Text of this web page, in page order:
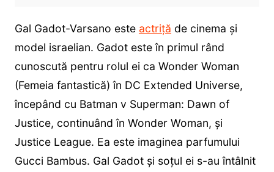
Gal Gadot-Varsano este actriță de cinema și
model israelian. Gadot este în primul rând
cunoscută pentru rolul ei ca Wonder Woman
(Femeia fantastică) în DC Extended Universe,
începând cu Batman v Superman: Dawn of
Justice, continuând în Wonder Woman, și
Justice League. Ea este imaginea parfumului
Gucci Bambus. Gal Gadot și soțul ei s-au întâlnit